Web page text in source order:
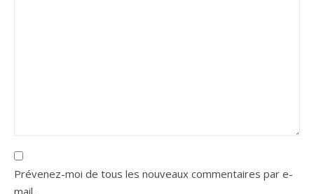
Prévenez-moi de tous les nouveaux commentaires par e-
mail.